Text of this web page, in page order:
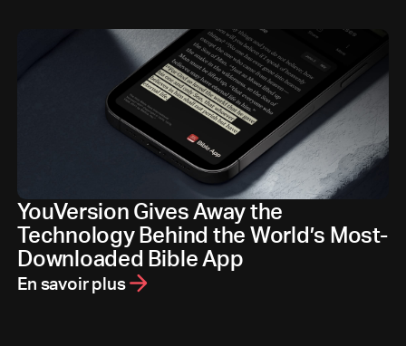
YouVersion Gives Away the
Technology Behind the World’s Most-
Downloaded Bible App
En savoir plus